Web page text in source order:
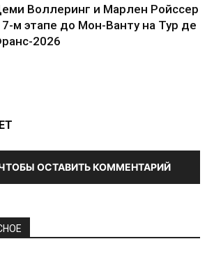
Воллеринг и Марлен Ройссер
7-м этапе до Мон-Ванту на Тур де
2026
ОСТАВИТЬ КОММЕНТАРИЙ